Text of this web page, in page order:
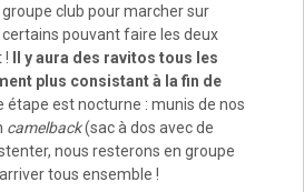
groupe club pour marcher sur
pouvant faire les deux
!
Il y aura des ravitos tous les
plus consistant à la fin de
étape est nocturne : munis de nos
camelback(sac à dos avec de
nous resterons en groupe
tous ensemble !